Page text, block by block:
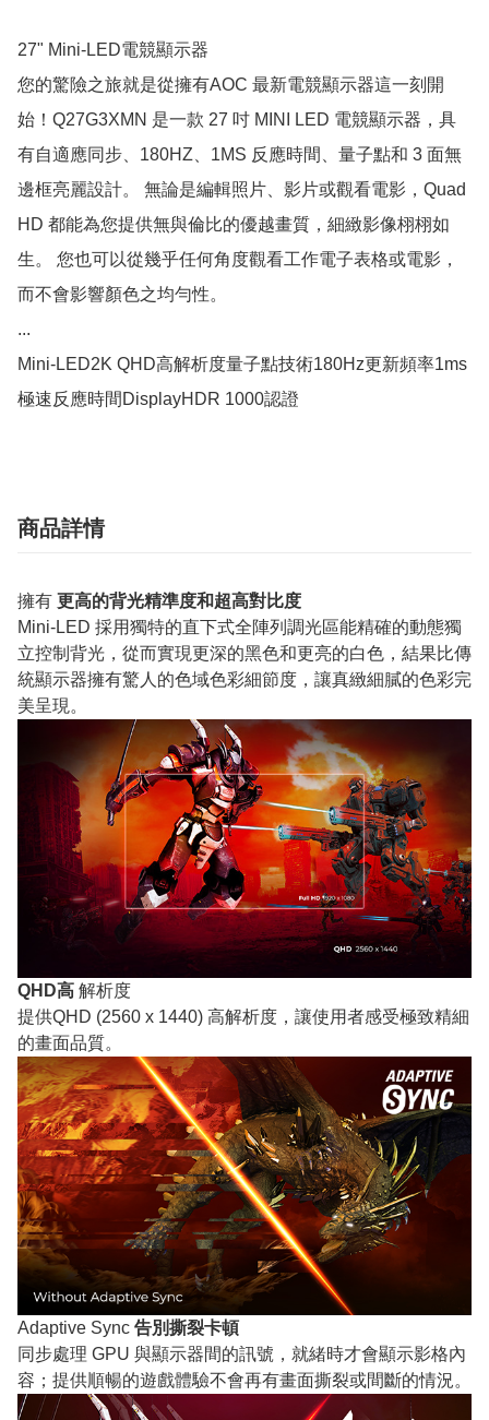
27" Mini-LED電競顯示器
您的驚險之旅就是從擁有AOC 最新電競顯示器這一刻開
始！Q27G3XMN 是一款 27 吋 MINI LED 電競顯示器，具
有自適應同步、180HZ、1MS 反應時間、量子點和 3 面無
邊框亮麗設計。 無論是編輯照片、影片或觀看電影，Quad
HD 都能為您提供無與倫比的優越畫質，細緻影像栩栩如
生。 您也可以從幾乎任何角度觀看工作電子表格或電影，
而不會影響顏色之均勻性。
...
Mini-LED2K QHD高解析度量子點技術180Hz更新頻率1ms
極速反應時間DisplayHDR 1000認證
商品詳情
擁有 更高的背光精準度和超高對比度
Mini-LED 採用獨特的直下式全陣列調光區能精確的動態獨
立控制背光，從而實現更深的黑色和更亮的白色，結果比傳
統顯示器擁有驚人的色域色彩細節度，讓真緻細膩的色彩完
美呈現。
QHD高 解析度
提供QHD (2560 x 1440) 高解析度，讓使用者感受極致精細
的畫面品質。
Adaptive Sync 告別撕裂卡頓
同步處理 GPU 與顯示器間的訊號，就緒時才會顯示影格內
容；提供順暢的遊戲體驗不會再有畫面撕裂或間斷的情況。